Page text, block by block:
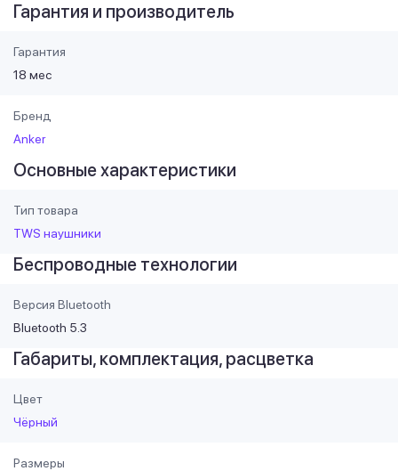
Гарантия и производитель
Гарантия
18 мес
Бренд
Anker
Основные характеристики
Тип товара
TWS наушники
Беспроводные технологии
Версия Bluetooth
Bluetooth 5.3
Габариты, комплектация, расцветка
Цвет
Чёрный
Размеры